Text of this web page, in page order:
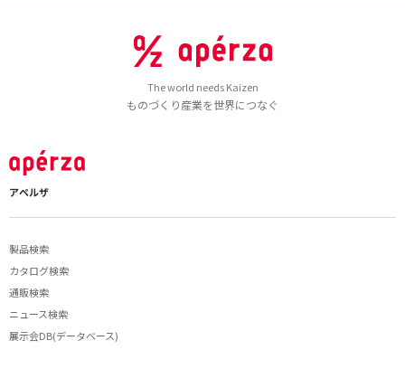
The world needs Kaizen
ものづくり産業を世界につなぐ
アペルザ
製品検索
カタログ検索
通販検索
ニュース検索
展示会DB(データベース)